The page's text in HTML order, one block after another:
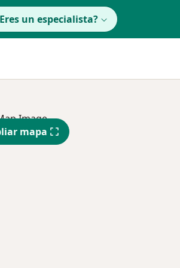
un especialista?
mapa